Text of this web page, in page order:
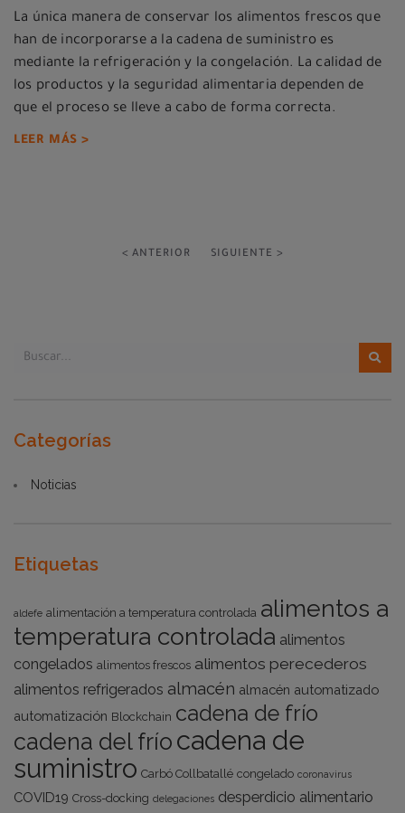
La única manera de conservar los alimentos frescos que
han de incorporarse a la cadena de suministro es
mediante la refrigeración y la congelación. La calidad de
los productos y la seguridad alimentaria dependen de
que el proceso se lleve a cabo de forma correcta.
LEER MÁS >
< ANTERIOR SIGUIENTE >
Categorías
Noticias
Etiquetas
aldefe alimentación a temperatura controlada alimentos a
temperatura controlada alimentos
congelados alimentos frescos alimentos perecederos
alimentos refrigerados almacén almacén automatizado
automatización Blockchain cadena de frío
cadena del frío cadena de
suministro Carbó Collbatallé congelado coronavirus
COVID19 Cross-docking delegaciones desperdicio alimentario